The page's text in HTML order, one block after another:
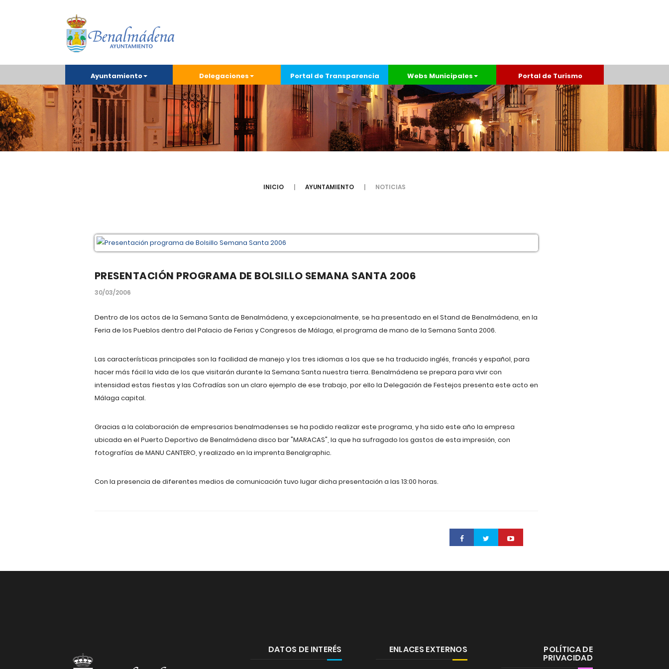
Ayuntamiento Delegaciones Portal de Transparencia Webs Municipales Portal de Turismo
INICIO AYUNTAMIENTO NOTICIAS
PRESENTACIÓN PROGRAMA DE BOLSILLO SEMANA SANTA 2006
30/03/2006
Dentro de los actos de la Semana Santa de Benalmádena, y excepcionalmente, se ha presentado en el Stand de Benalmádena, en la
Feria de los Pueblos dentro del Palacio de Ferias y Congresos de Málaga, el programa de mano de la Semana Santa 2006.
Las características principales son la facilidad de manejo y los tres idiomas a los que se ha traducido inglés, francés y español, para
hacer más fácil la vida de los que visitarán durante la Semana Santa nuestra tierra. Benalmádena se prepara para vivir con
intensidad estas fiestas y las Cofradías son un claro ejemplo de ese trabajo, por ello la Delegación de Festejos presenta este acto en
Málaga capital.
Gracias a la colaboración de empresarios benalmadenses se ha podido realizar este programa, y ha sido este año la empresa
ubicada en el Puerto Deportivo de Benalmádena disco bar "MARACAS", la que ha sufragado los gastos de esta impresión, con
fotografías de MANU CANTERO, y realizado en la imprenta Benalgraphic.
Con la presencia de diferentes medios de comunicación tuvo lugar dicha presentación a las 13:00 horas.
DATOS DE INTERÉS ENLACES EXTERNOS POLÍTICA DE
PRIVACIDAD